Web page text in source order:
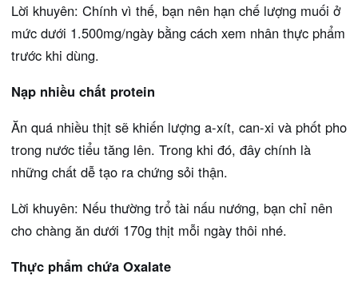
Lời khuyên: Chính vì thế, bạn nên hạn chế lượng muối ở
mức dưới 1.500mg/ngày bằng cách xem nhân thực phẩm
trước khi dùng.
Nạp nhiều chất protein
Ăn quá nhiều thịt sẽ khiến lượng a-xít, can-xi và phốt pho
trong nước tiểu tăng lên. Trong khi đó, đây chính là
những chất dễ tạo ra chứng sỏi thận.
Lời khuyên: Nếu thường trổ tài nấu nướng, bạn chỉ nên
cho chàng ăn dưới 170g thịt mỗi ngày thôi nhé.
Thực phẩm chứa Oxalate